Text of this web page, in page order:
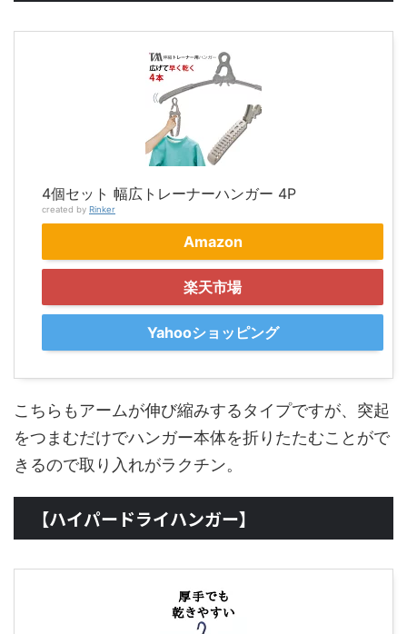
4個セット 幅広トレーナーハンガー 4P
created by Rinker
Amazon
楽天市場
Yahooショッピング
こちらもアームが伸び縮みするタイプですが、突起
をつまむだけでハンガー本体を折りたたむことがで
きるので取り入れがラクチン。
【ハイパードライハンガー】